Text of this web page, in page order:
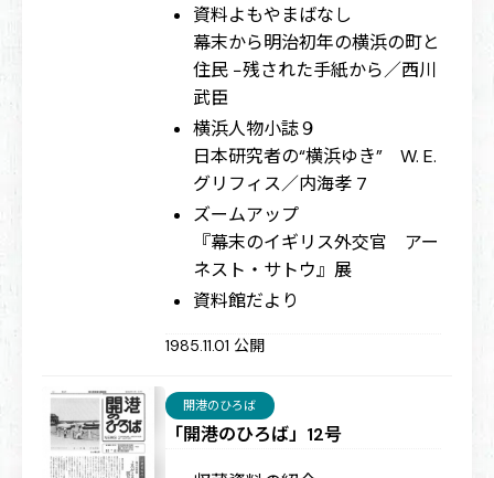
資料よもやまばなし
幕末から明治初年の横浜の町と
住民 −残された手紙から／西川
武臣
横浜人物小誌９
日本研究者の“横浜ゆき” W. E.
グリフィス／内海孝 7
ズームアップ
『幕末のイギリス外交官 アー
ネスト・サトウ』展
資料館だより
1985.11.01 公開
「開港のひろば」12号
開港のひろば